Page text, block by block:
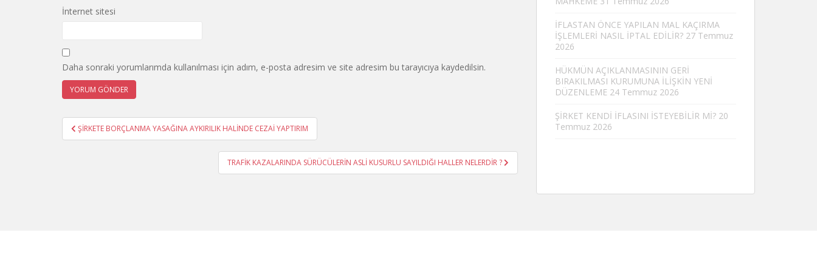
İnternet sitesi
Daha sonraki yorumlarımda kullanılması için adım, e-posta adresim ve site adresim bu tarayıcıya kaydedilsin.
Yazı
gezinmesi
ŞİRKETE BORÇLANMA YASAĞINA AYKIRILIK HALİNDE CEZAİ YAPTIRIM
TRAFİK KAZALARINDA SÜRÜCÜLERİN ASLİ KUSURLU SAYILDIĞI HALLER NELERDİR ?
İFLASTAN ÖNCE YAPILAN MAL KAÇIRMA
İŞLEMLERİ NASIL İPTAL EDİLİR? 27 Temmuz
2026
HÜKMÜN AÇIKLANMASININ GERİ
BIRAKILMASI KURUMUNA İLİŞKİN YENİ
DÜZENLEME 24 Temmuz 2026
ŞİRKET KENDİ İFLASINI İSTEYEBİLİR Mİ? 20
Temmuz 2026